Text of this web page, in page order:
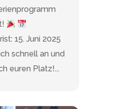
15. Juni 2025
schnell an und
euren Platz!...